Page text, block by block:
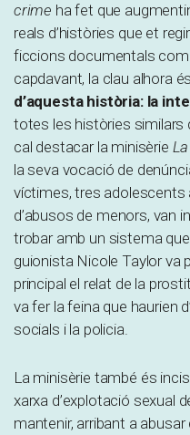
crime ha fet que
reals d’històries que et
ficcions documentals
capdavant, la clau alhora és
d’aquesta història: la
totes les històries similars
cal destacar la minisèrie
la seva vocació de
víctimes, tres adolescents
d’abusos de menors, van
trobar amb un sistema
guionista Nicole Taylor va
principal el relat de la
va fer la feina que haurien
socials i la policia.
La minisèrie també és
xarxa d’explotació sexual
mantenir, arribant a